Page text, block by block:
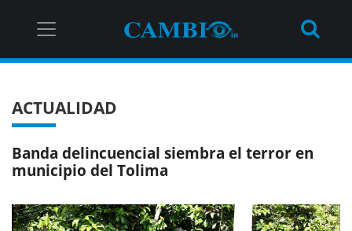
ACTUALIDAD
Banda delincuencial siembra el terror en
municipio del Tolima